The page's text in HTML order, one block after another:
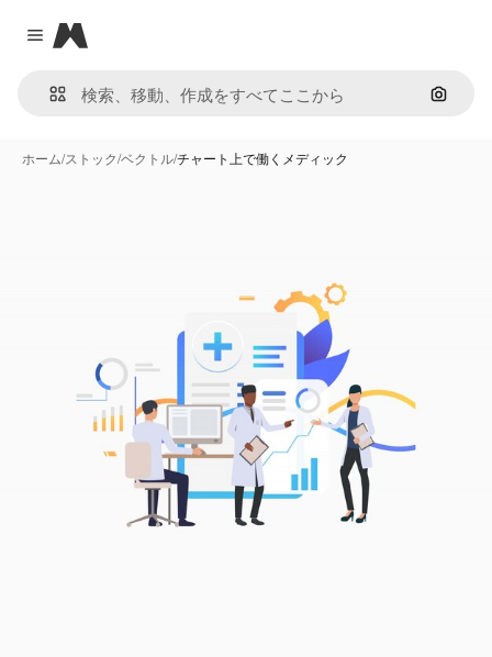
Close menu
Magnific
画像で
ホーム/ストック/ベクトル/チャート上で働くメディック